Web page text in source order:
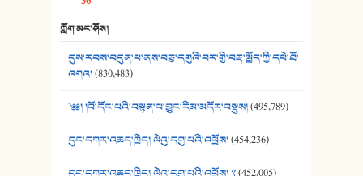
41. མཚན་ཚོགས་ཞབས་བྲོ་སྣ་མང་། - བོད་གཞས་ཕྱོགས་བསྒྲིགས།
ཀློག་མང་ཤོས།
དུས་རབས་བདུན་པ་ནས་བཅུ་དགུའི་བར་གྱི་བརྡ་སྤྲོད་ཀྱི་དཔེ་ཐོ་
འགའ།(830,483)
༄༅། །བོ་དོང་པའི་བསྟན་པ་བྱུང་རིམ་མདོར་བསྡུས།(495,789)
དུང་དཀར་འཆད་ཁྲིད། ལེའུ་དགུ་པའི་འཕྲོས།(454,236)